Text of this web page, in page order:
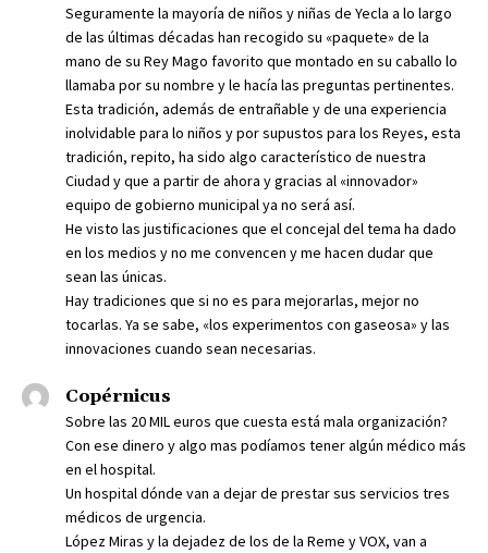
Seguramente la mayoría de niños y niñas de Yecla a lo largo
de las últimas décadas han recogido su «paquete» de la
mano de su Rey Mago favorito que montado en su caballo lo
llamaba por su nombre y le hacía las preguntas pertinentes.
Esta tradición, además de entrañable y de una experiencia
inolvidable para lo niños y por supustos para los Reyes, esta
tradición, repito, ha sido algo característico de nuestra
Ciudad y que a partir de ahora y gracias al «innovador»
equipo de gobierno municipal ya no será así.
He visto las justificaciones que el concejal del tema ha dado
en los medios y no me convencen y me hacen dudar que
sean las únicas.
Hay tradiciones que si no es para mejorarlas, mejor no
tocarlas. Ya se sabe, «los experimentos con gaseosa» y las
innovaciones cuando sean necesarias.
Copérnicus
Sobre las 20 MIL euros que cuesta está mala organización?
Con ese dinero y algo mas podíamos tener algún médico más
en el hospital.
Un hospital dónde van a dejar de prestar sus servicios tres
médicos de urgencia.
López Miras y la dejadez de los de la Reme y VOX, van a